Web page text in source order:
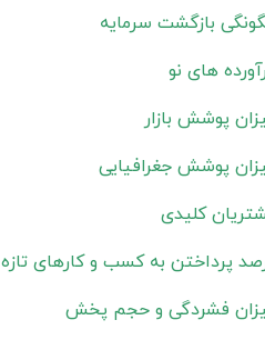
بازگشت سرمایه
های نو
پوشش بازار
پوشش جغرافیایی
کلیدی
پرداختن به کسب و کارهای تازه
فشردگی و حجم پخش